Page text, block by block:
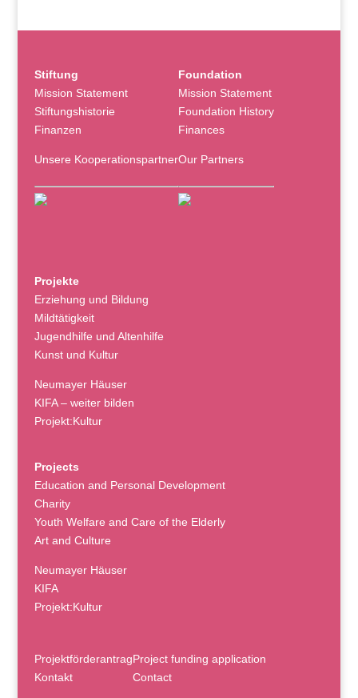
Stiftung
Mission Statement
Stiftungshistorie
Finanzen
Unsere Kooperationspartner
Foundation
Mission Statement
Foundation History
Finances
Our Partners
Projekte
Erziehung und Bildung
Mildtätigkeit
Jugendhilfe und Altenhilfe
Kunst und Kultur
Neumayer Häuser
KIFA – weiter bilden
Projekt:Kultur
Projects
Education and Personal Development
Charity
Youth Welfare and Care of the Elderly
Art and Culture
Neumayer Häuser
KIFA
Projekt:Kultur
Projektförderantrag
Kontakt
Project funding application
Contact